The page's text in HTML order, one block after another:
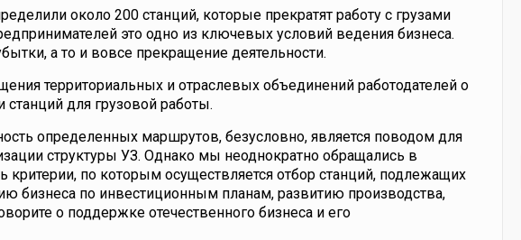
около 200 станций, которые прекратят работу с грузами
это одно из ключевых условий ведения бизнеса.
а то и вовсе прекращение деятельности.
территориальных и отраслевых объединений работодателей о
для грузовой работы.
определенных маршрутов, безусловно, является поводом для
структуры УЗ. Однако мы неоднократно обращались в
по которым осуществляется отбор станций, подлежащих
бизнеса по инвестиционным планам, развитию производства,
о поддержке отечественного бизнеса и его